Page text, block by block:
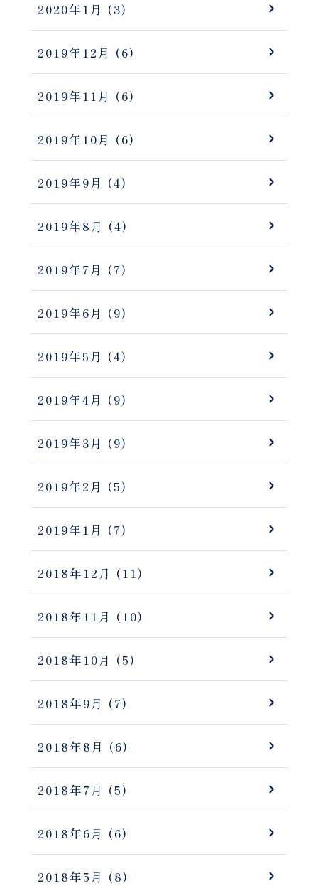
2020年1月 (3)
2019年12月 (6)
2019年11月 (6)
2019年10月 (6)
2019年9月 (4)
2019年8月 (4)
2019年7月 (7)
2019年6月 (9)
2019年5月 (4)
2019年4月 (9)
2019年3月 (9)
2019年2月 (5)
2019年1月 (7)
2018年12月 (11)
2018年11月 (10)
2018年10月 (5)
2018年9月 (7)
2018年8月 (6)
2018年7月 (5)
2018年6月 (6)
2018年5月 (8)